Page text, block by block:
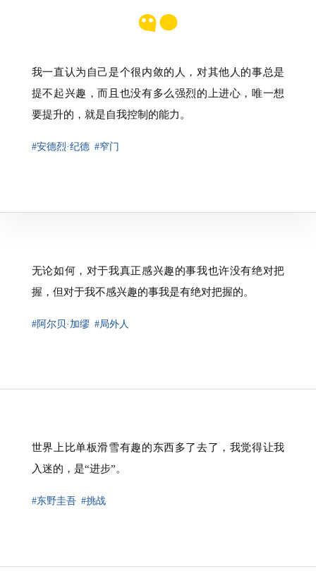
我一直认为自己是个很内敛的人，对其他人的事总是
提不起兴趣，而且也没有多么强烈的上进心，唯一想
要提升的，就是自我控制的能力。
#安德烈·纪德 #窄门
无论如何，对于我真正感兴趣的事我也许没有绝对把
握，但对于我不感兴趣的事我是有绝对把握的。
#阿尔贝·加缪 #局外人
世界上比单板滑雪有趣的东西多了去了，我觉得让我
入迷的，是“进步”。
#东野圭吾 #挑战